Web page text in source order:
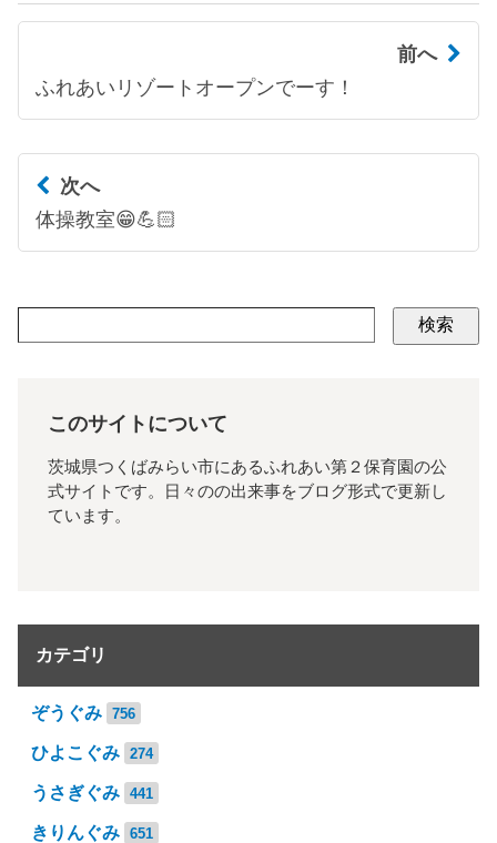
前へ
ふれあいリゾートオープンでーす！
次へ
体操教室😁💪🏻
検索
このサイトについて
茨城県つくばみらい市にあるふれあい第２保育園の公
式サイトです。日々のの出来事をブログ形式で更新し
ています。
カテゴリ
ぞうぐみ 756
ひよこぐみ 274
うさぎぐみ 441
きりんぐみ 651